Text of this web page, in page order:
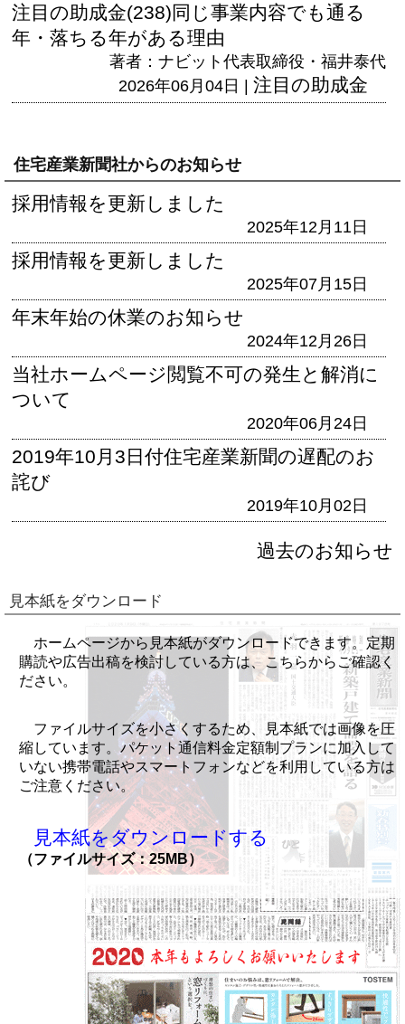
注目の助成金(238)同じ事業内容でも通る
年・落ちる年がある理由
著者：ナビット代表取締役・福井泰代
2026年06月04日 | 注目の助成金
住宅産業新聞社からのお知らせ
採用情報を更新しました
2025年12月11日
採用情報を更新しました
2025年07月15日
年末年始の休業のお知らせ
2024年12月26日
当社ホームページ閲覧不可の発生と解消に
ついて
2020年06月24日
2019年10月3日付住宅産業新聞の遅配のお
詫び
2019年10月02日
過去のお知らせ
見本紙をダウンロード
ホームページから見本紙がダウンロードできます。定期
購読や広告出稿を検討している方は、こちらからご確認く
ださい。
ファイルサイズを小さくするため、見本紙では画像を圧
縮しています。パケット通信料金定額制プランに加入して
いない携帯電話やスマートフォンなどを利用している方は
ご注意ください。
見本紙をダウンロードする
（ファイルサイズ：25MB）